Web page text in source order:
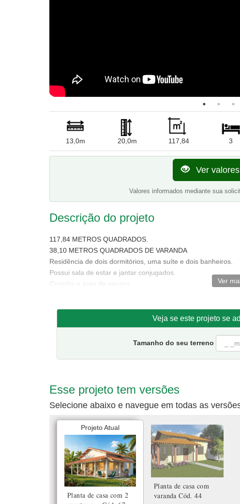
13,0m 20,0m 117,84 3
Ver
Valores informados mediante sua
Descrição do projeto
117,84 METROS QUADRADOS.
38,10 METROS QUADRADOS DE VARANDA
Residência de dois dormitórios, uma suíte e dois banheiros.
Possui sala de estar e jantar conjugados.
Cozinha e área de serviço.
Tamanho da casa:10 metros de frente e 11,60 de fundos,
Sugestão de terreno mínimo para implantação:13 metros
Ver
Veja se este projeto se
Tamanho do seu terreno
Esse projeto tem versões
Selecione abaixo e navegue em todas as
Projeto Atual
Planta de casa com 2
Planta de casa com
varandaCód. 44